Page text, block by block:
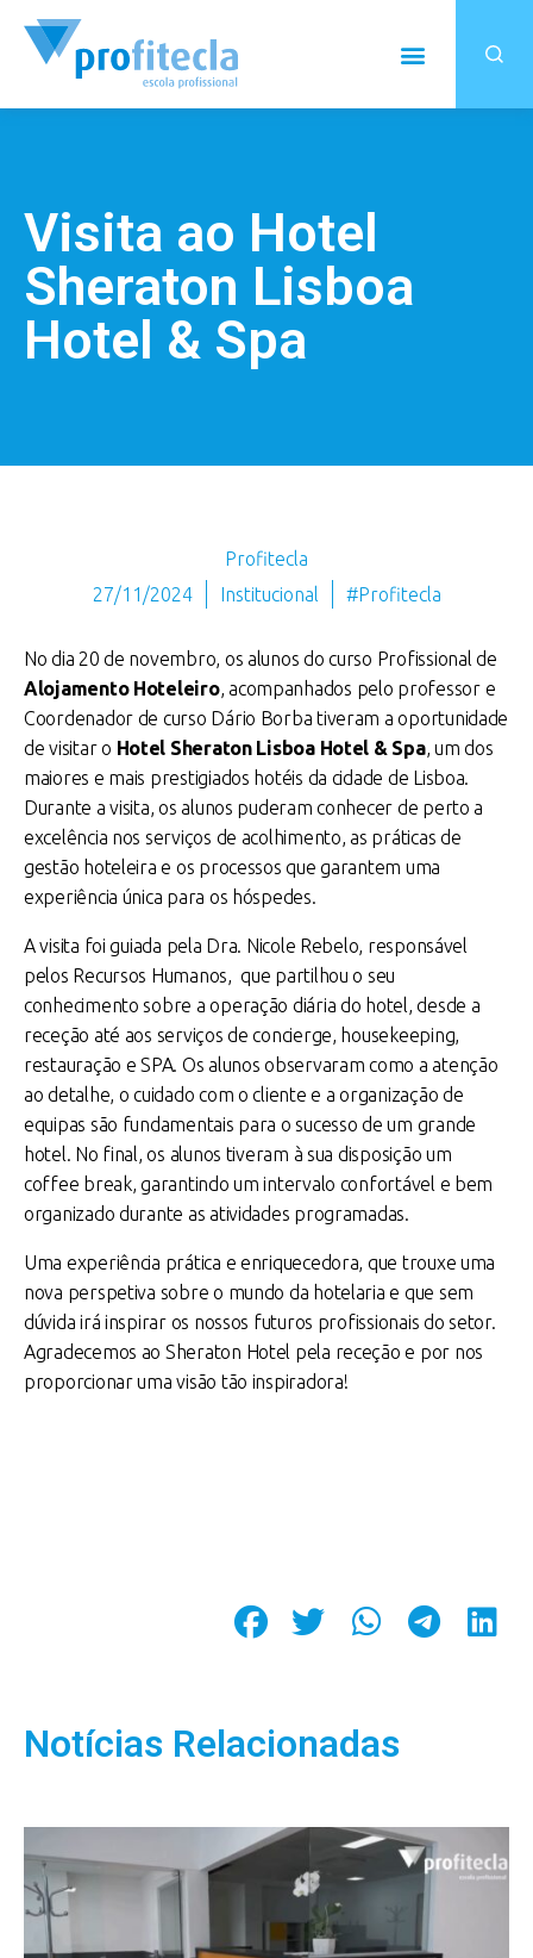
Visita ao Hotel
Sheraton Lisboa
Hotel & Spa
Profitecla
27/11/2024
Institucional #Profitecla
No dia 20 de novembro, os alunos do curso Profissional de
Alojamento Hoteleiro, acompanhados pelo professor e
Coordenador de curso Dário Borba tiveram a oportunidade
de visitar o Hotel Sheraton Lisboa Hotel & Spa, um dos
maiores e mais prestigiados hotéis da cidade de Lisboa.
Durante a visita, os alunos puderam conhecer de perto a
excelência nos serviços de acolhimento, as práticas de
gestão hoteleira e os processos que garantem uma
experiência única para os hóspedes.
A visita foi guiada pela Dra. Nicole Rebelo, responsável
pelos Recursos Humanos, que partilhou o seu
conhecimento sobre a operação diária do hotel, desde a
receção até aos serviços de concierge, housekeeping,
restauração e SPA. Os alunos observaram como a atenção
ao detalhe, o cuidado com o cliente e a organização de
equipas são fundamentais para o sucesso de um grande
hotel. No final, os alunos tiveram à sua disposição um
coffee break, garantindo um intervalo confortável e bem
organizado durante as atividades programadas.
Uma experiência prática e enriquecedora, que trouxe uma
nova perspetiva sobre o mundo da hotelaria e que sem
dúvida irá inspirar os nossos futuros profissionais do setor.
Agradecemos ao Sheraton Hotel pela receção e por nos
proporcionar uma visão tão inspiradora!
Notícias Relacionadas